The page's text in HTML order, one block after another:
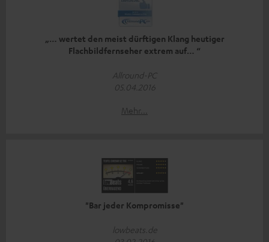
„… wertet den meist dürftigen Klang heutiger
Flachbildfernseher extrem auf… “
Allround-PC
05.04.2016
Mehr...
"Bar jeder Kompromisse"
lowbeats.de